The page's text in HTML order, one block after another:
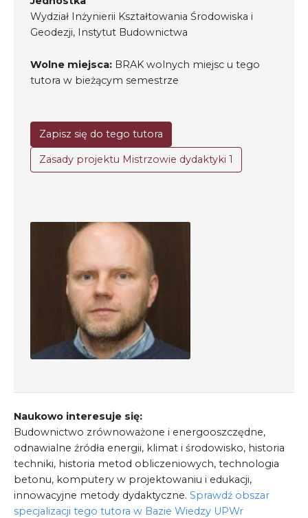
Kontakt
Nauka praktyce praktyka nauce
Polityka Prywatności
Pomoc
Realizacje
Realizacje
Regulamin
Shop
Mistrzowie dydaktyki
Mistrzowie dydaktyki 2
Wydział Inżynierii Kształtowania Środowiska i
Geodezji, Instytut Budownictwa
Wolne miejsca: BRAK wolnych miejsc u tego
tutora w bieżącym semestrze
Zapisz się do tego tutora
Zasady projektu Mistrzowie dydaktyki 1
Naukowo interesuje się:
Budownictwo zrównoważone i energooszczędne,
odnawialne źródła energii, klimat i środowisko, historia
techniki, historia metod obliczeniowych, technologia
betonu, komputery w projektowaniu i edukacji,
innowacyjne metody dydaktyczne.Sprawdź obszar
specjalizacji tego tutora w Bazie Wiedzy UPWr